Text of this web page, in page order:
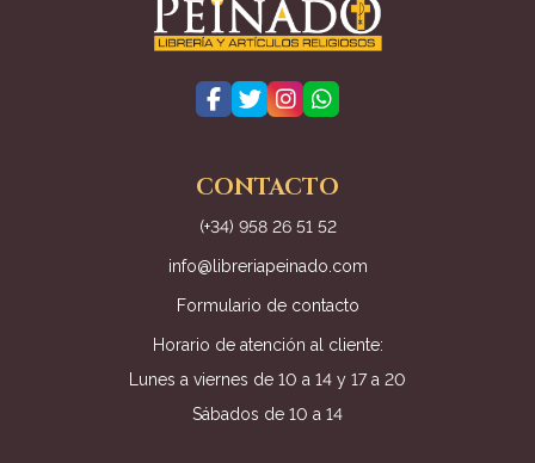
CONTACTO
(+34) 958 26 51 52
info@libreriapeinado.com
Formulario de contacto
Horario de atención al cliente:
Lunes a viernes de 10 a 14 y 17 a 20
Sábados de 10 a 14